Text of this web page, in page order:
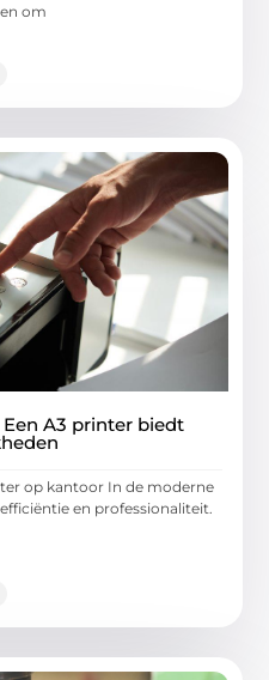
om
A3 printer biedt
op kantoor In de moderne
en professionaliteit.